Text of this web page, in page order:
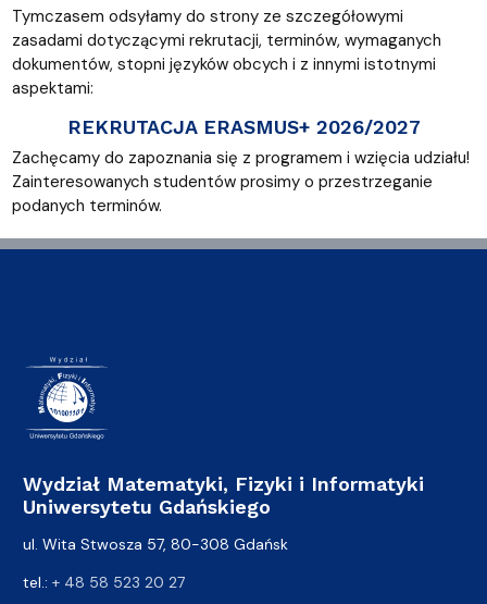
Tymczasem odsyłamy do strony ze szczegółowymi
zasadami dotyczącymi rekrutacji, terminów, wymaganych
dokumentów, stopni języków obcych i z innymi istotnymi
aspektami:
REKRUTACJA ERASMUS+ 2026/2027
Zachęcamy do zapoznania się z programem i wzięcia udziału!
Zainteresowanych studentów prosimy o przestrzeganie
podanych terminów.
Wydział Matematyki, Fizyki i Informatyki
Uniwersytetu Gdańskiego
ul. Wita Stwosza 57, 80-308 Gdańsk
tel.: + 48 58 523 20 27